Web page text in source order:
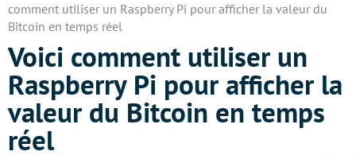
comment utiliser un Raspberry Pi pour afficher la valeur du
Bitcoin en temps réel
Voici comment utiliser un
Raspberry Pi pour afficher la
valeur du Bitcoin en temps
réel